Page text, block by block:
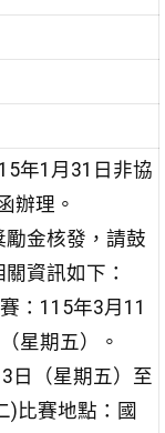
年1月31日非協
辦理。
勵金核發，請鼓
資訊如下：
：115年3月11
星期五）。
日（星期五）至
)比賽地點：國